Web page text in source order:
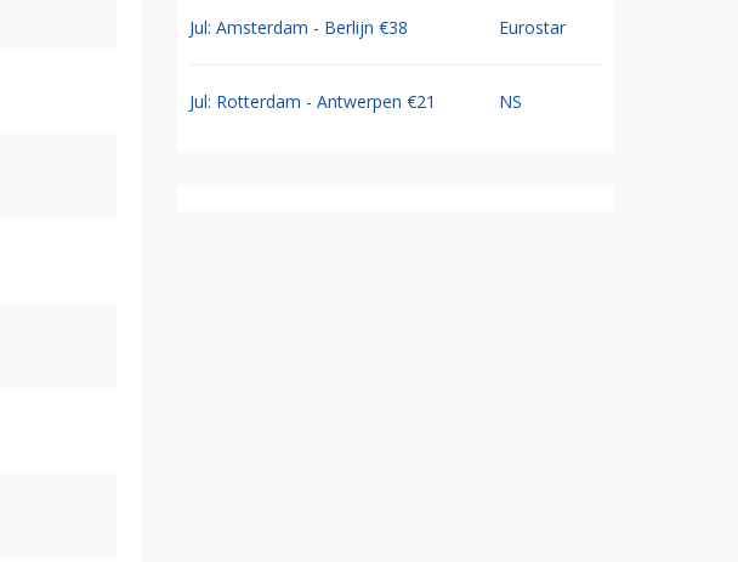
Jul: Amsterdam - Berlijn €38 Eurostar
Jul: Rotterdam - Antwerpen €21 NS